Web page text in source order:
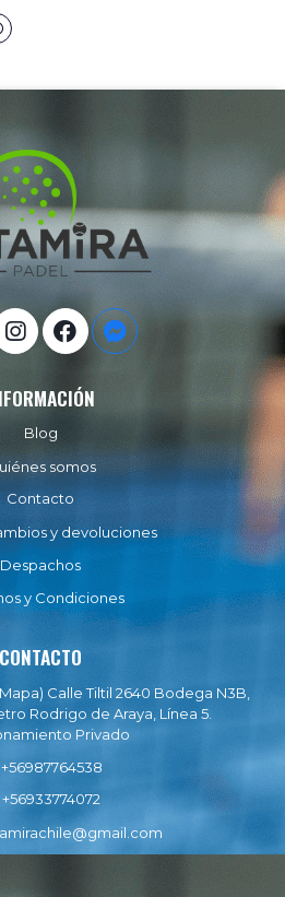
Blog
somos
Contacto
y devoluciones
Despachos
y Condiciones
CONTACTO
Calle Tiltil 2640 Bodega N3B,
Rodrigo de Araya, Línea 5.
Privado
+56987764538
+56933774072